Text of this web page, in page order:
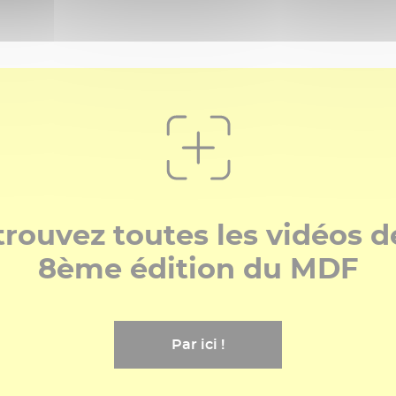
toutes les vidéos
8ème édition du MDF
Par ici !